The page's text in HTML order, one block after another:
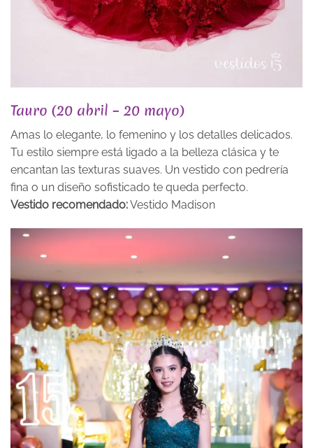
Tauro (20 abril – 20 mayo)
Amas lo elegante, lo femenino y los detalles delicados.
Tu estilo siempre está ligado a la belleza clásica y te
encantan las texturas suaves. Un vestido con pedrería
fina o un diseño sofisticado te queda perfecto.
Vestido recomendado:Vestido Madison